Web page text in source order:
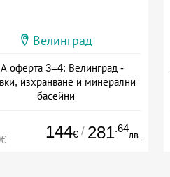
Велинград
оферта 3=4: Велинград -
изхранване и минерални
басейни
144€ / 281.64
лв.